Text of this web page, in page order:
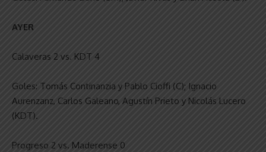
AYER
Calaveras 2 vs. KDT 4
Goles: Tomás Continanzia y Pablo Cioffi (C); Ignacio
Aurenzanz, Carlos Galeano, Agustín Prieto y Nicolás Lucero
(KDT).
Progreso 2 vs. Maderense 0